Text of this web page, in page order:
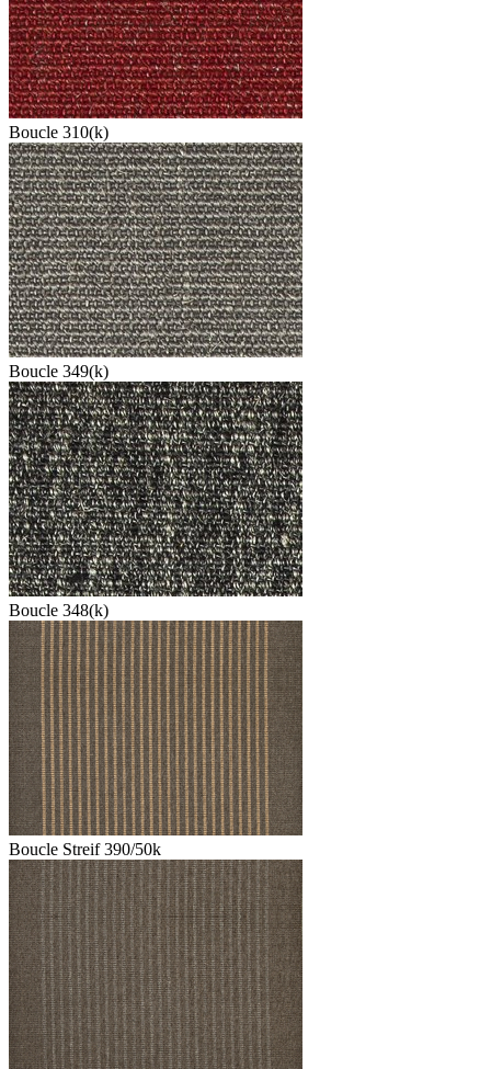
Boucle 310(k)
Boucle 349(k)
Boucle 348(k)
Boucle Streif 390/50k